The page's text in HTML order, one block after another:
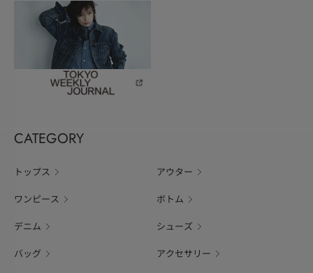
CATEGORY
トップス アウター
ワンピース ボトム
デニム シューズ
バッグ アクセサリー